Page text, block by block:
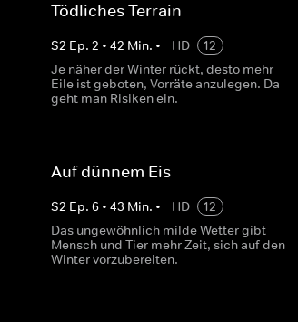
Tödliches Terrain
S2 Ep.2 •42 Min. • HD
12
Je näher der Winter rückt, desto mehr
Eile ist geboten, Vorräte anzulegen. Da
geht man Risiken ein.
Auf dünnem Eis
S2 Ep.6 •43 Min. • HD
12
Das ungewöhnlich milde Wetter gibt
Mensch und Tier mehr Zeit, sich auf den
Winter vorzubereiten.